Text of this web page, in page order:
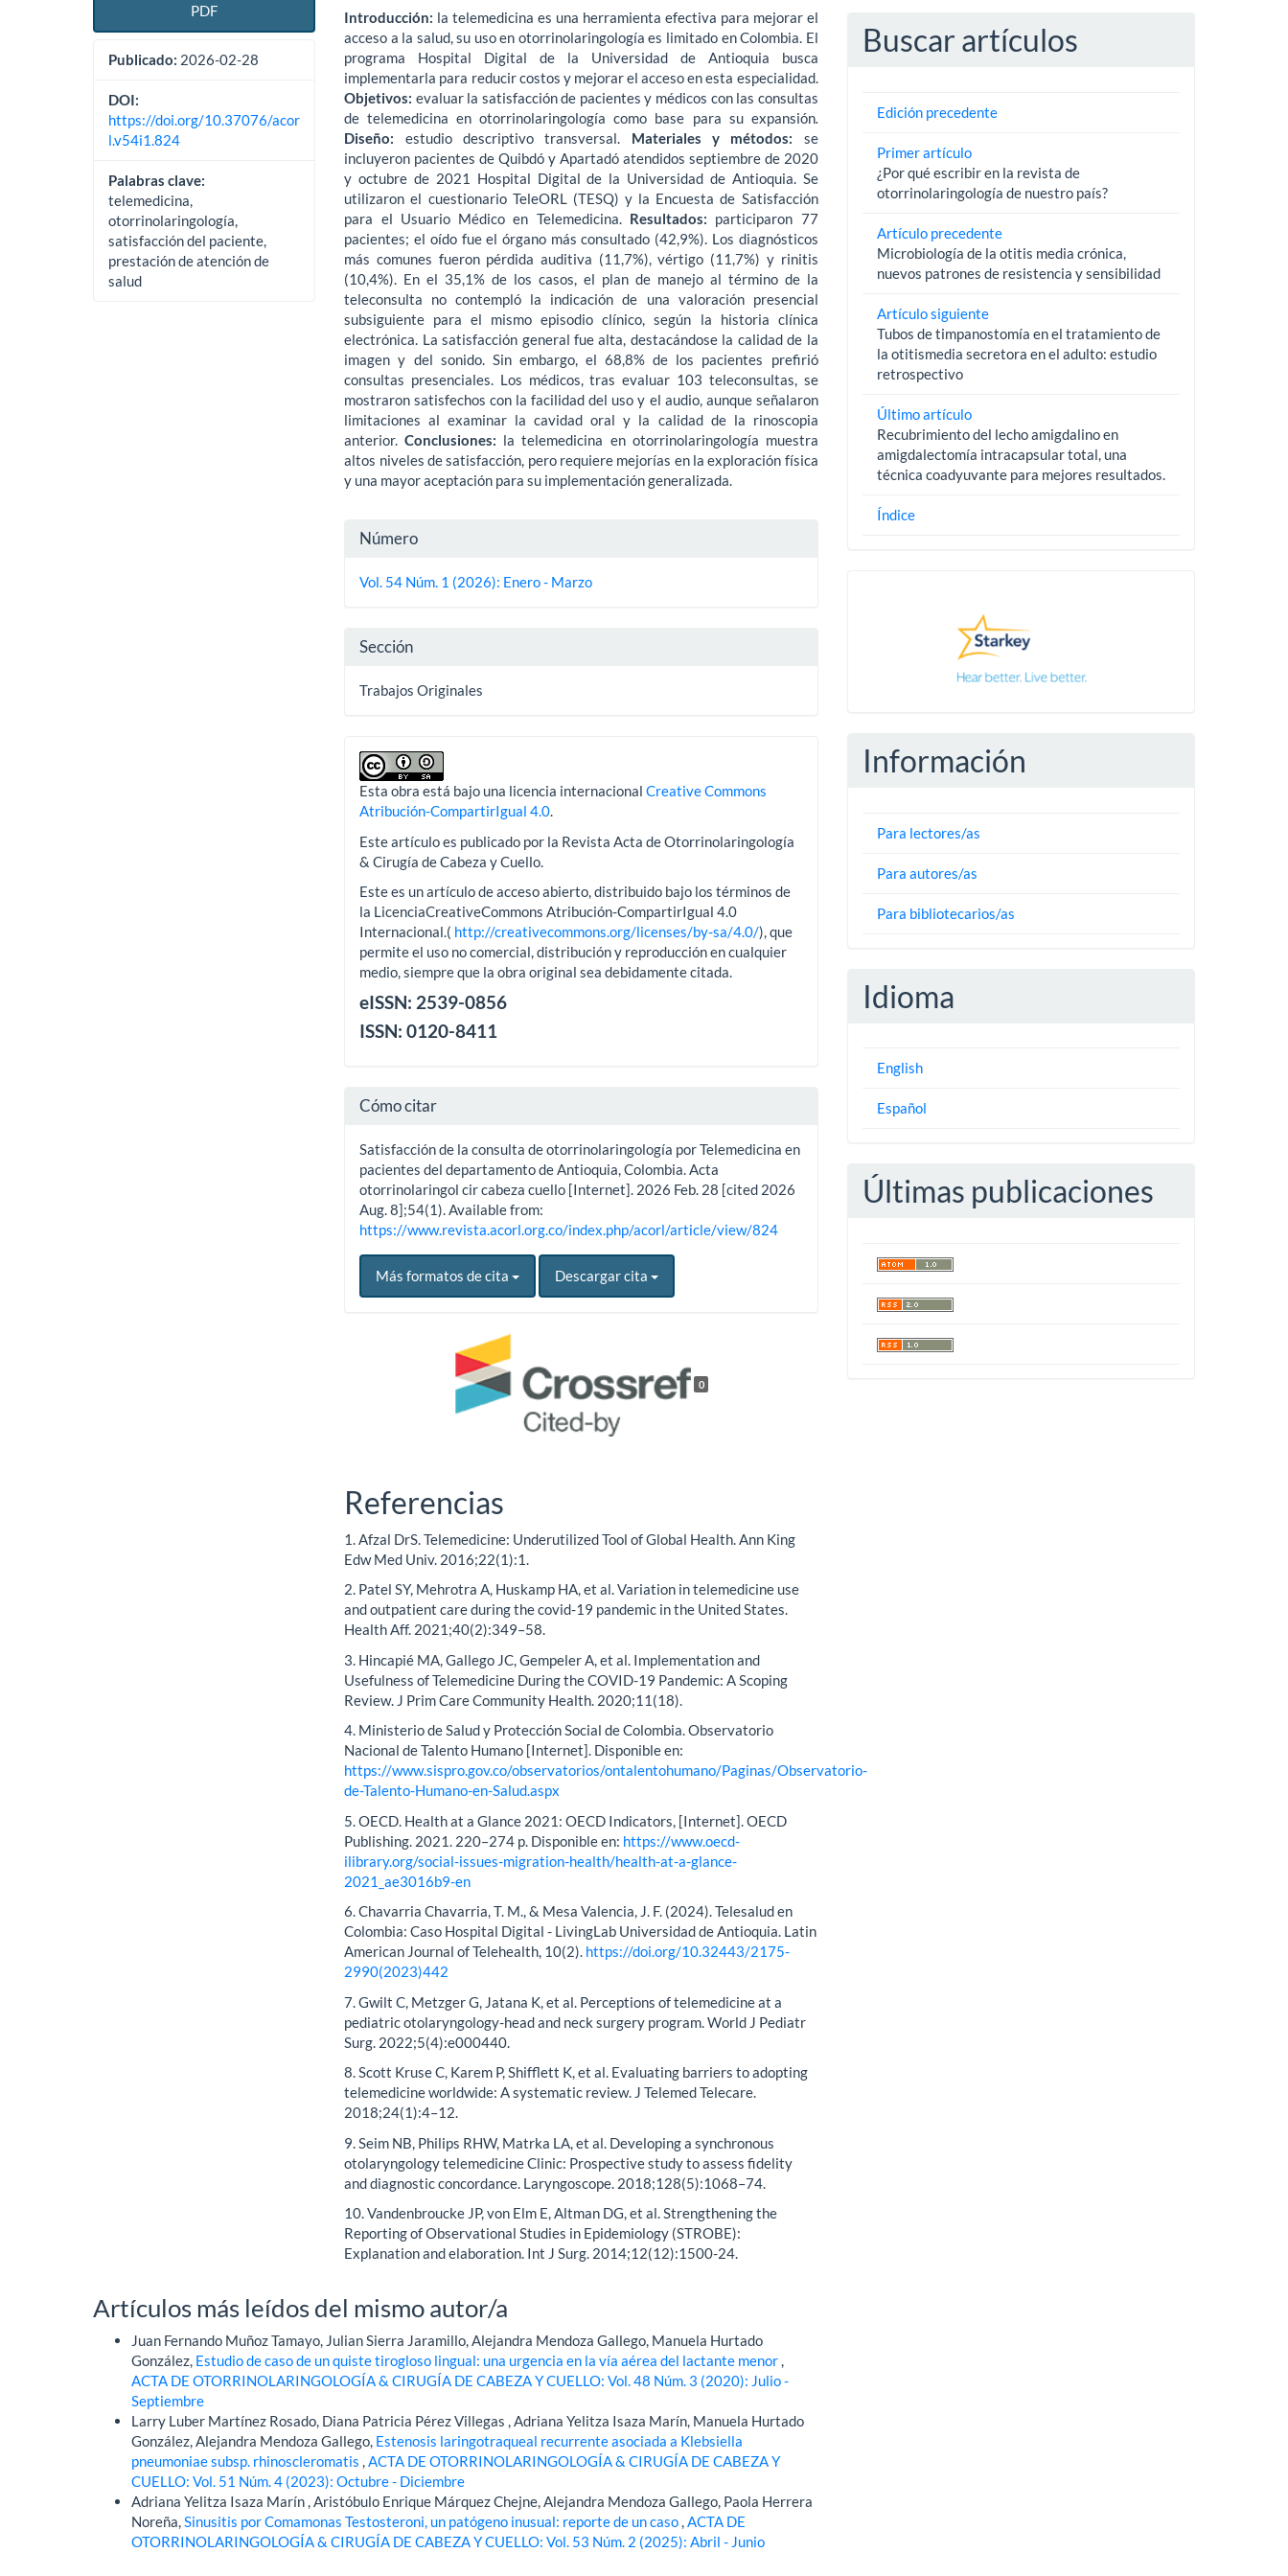
PDF
Publicado: 2026-02-28
DOI:
https://doi.org/10.37076/acor
l.v54i1.824
Palabras clave:
telemedicina,
otorrinolaringología,
satisfacción del paciente,
prestación de atención de
salud
Introducción: la telemedicina es una herramienta efectiva para mejorar el
acceso a la salud, su uso en otorrinolaringología es limitado en Colombia. El
programa Hospital Digital de la Universidad de Antioquia busca
implementarla para reducir costos y mejorar el acceso en esta especialidad.
Objetivos: evaluar la satisfacción de pacientes y médicos con las consultas
de telemedicina en otorrinolaringología como base para su expansión.
Diseño:
estudio descriptivo transversal. Materiales y métodos:
se
incluyeron pacientes de Quibdó y Apartadó atendidos septiembre de 2020
y octubre de 2021 Hospital Digital de la Universidad de Antioquia. Se
utilizaron el cuestionario TeleORL (TESQ) y la Encuesta de Satisfacción
para el Usuario Médico en Telemedicina. Resultados: participaron 77
pacientes; el oído fue el órgano más consultado (42,9%). Los diagnósticos
más comunes fueron pérdida auditiva (11,7%), vértigo (11,7%) y rinitis
(10,4%). En el 35,1% de los casos, el plan de manejo al término de la
teleconsulta no contempló la indicación de una valoración presencial
subsiguiente para el mismo episodio clínico, según la historia clínica
electrónica. La satisfacción general fue alta, destacándose la calidad de la
imagen y del sonido. Sin embargo, el 68,8% de los pacientes prefirió
consultas presenciales. Los médicos, tras evaluar 103 teleconsultas, se
mostraron satisfechos con la facilidad del uso y el audio, aunque señalaron
limitaciones al examinar la cavidad oral y la calidad de la rinoscopia
anterior.Conclusiones: la telemedicina en otorrinolaringología muestra
altos niveles de satisfacción, pero requiere mejorías en la exploración física
y una mayor aceptación para su implementación generalizada.
Detalles
del
Número
Vol. 54 Núm. 1 (2026): Enero - Marzo
Sección
Trabajos Originales
Esta obra está bajo una licencia internacionalCreative Commons
Atribución-CompartirIgual 4.0.
Este artículo es publicado por la Revista Acta de Otorrinolaringología
& Cirugía de Cabeza y Cuello.
Este es un artículo de acceso abierto, distribuido bajo los términos de
la LicenciaCreativeCommons Atribución-CompartirIgual 4.0
Internacional.( http://creativecommons.org/licenses/by-sa/4.0/), que
permite el uso no comercial, distribución y reproducción en cualquier
medio, siempre que la obra original sea debidamente citada.
eISSN: 2539-0856
ISSN: 0120-8411
Cómo citar
Satisfacción de la consulta de otorrinolaringología por Telemedicina en
pacientes del departamento de Antioquia, Colombia. Acta
otorrinolaringol cir cabeza cuello [Internet]. 2026 Feb. 28 [cited 2026
Aug. 8];54(1). Available from:
https://www.revista.acorl.org.co/index.php/acorl/article/view/824
Más formatos de cita Descargar cita
0
Referencias
1. Afzal DrS. Telemedicine: Underutilized Tool of Global Health. Ann King
Edw Med Univ. 2016;22(1):1.
2. Patel SY, Mehrotra A, Huskamp HA, et al. Variation in telemedicine use
and outpatient care during the covid-19 pandemic in the United States.
Health Aff. 2021;40(2):349–58.
3. Hincapié MA, Gallego JC, Gempeler A, et al. Implementation and
Usefulness of Telemedicine During the COVID-19 Pandemic: A Scoping
Review. J Prim Care Community Health. 2020;11(18).
4. Ministerio de Salud y Protección Social de Colombia. Observatorio
Nacional de Talento Humano [Internet]. Disponible en:
https://www.sispro.gov.co/observatorios/ontalentohumano/Paginas/Observatorio-
de-Talento-Humano-en-Salud.aspx
5. OECD. Health at a Glance 2021: OECD Indicators, [Internet]. OECD
Publishing. 2021. 220–274 p. Disponible en: https://www.oecd-
ilibrary.org/social-issues-migration-health/health-at-a-glance-
2021_ae3016b9-en
6. Chavarria Chavarria, T. M., & Mesa Valencia, J. F. (2024). Telesalud en
Colombia: Caso Hospital Digital - LivingLab Universidad de Antioquia. Latin
American Journal of Telehealth, 10(2). https://doi.org/10.32443/2175-
2990(2023)442
7. Gwilt C, Metzger G, Jatana K, et al. Perceptions of telemedicine at a
pediatric otolaryngology-head and neck surgery program. World J Pediatr
Surg. 2022;5(4):e000440.
8. Scott Kruse C, Karem P, Shifflett K, et al. Evaluating barriers to adopting
telemedicine worldwide: A systematic review. J Telemed Telecare.
2018;24(1):4–12.
9. Seim NB, Philips RHW, Matrka LA, et al. Developing a synchronous
otolaryngology telemedicine Clinic: Prospective study to assess fidelity
and diagnostic concordance. Laryngoscope. 2018;128(5):1068–74.
10. Vandenbroucke JP, von Elm E, Altman DG, et al. Strengthening the
Reporting of Observational Studies in Epidemiology (STROBE):
Explanation and elaboration. Int J Surg. 2014;12(12):1500-24.
Artículos más leídos del mismo autor/a
Juan Fernando Muñoz Tamayo, Julian Sierra Jaramillo, Alejandra Mendoza Gallego, Manuela Hurtado
González, Estudio de caso de un quiste tirogloso lingual: una urgencia en la vía aérea del lactante menor,
ACTA DE OTORRINOLARINGOLOGÍA & CIRUGÍA DE CABEZA Y CUELLO: Vol. 48 Núm. 3 (2020): Julio -
Septiembre
Larry Luber Martínez Rosado, Diana Patricia Pérez Villegas , Adriana Yelitza Isaza Marín, Manuela Hurtado
González, Alejandra Mendoza Gallego, Estenosis laringotraqueal recurrente asociada a Klebsiella
pneumoniae subsp. rhinoscleromatis,ACTA DE OTORRINOLARINGOLOGÍA & CIRUGÍA DE CABEZA Y
CUELLO: Vol. 51 Núm. 4 (2023): Octubre - Diciembre
Adriana Yelitza Isaza Marín , Aristóbulo Enrique Márquez Chejne, Alejandra Mendoza Gallego, Paola Herrera
Noreña,Sinusitis por Comamonas Testosteroni, un patógeno inusual: reporte de un caso,ACTA DE
OTORRINOLARINGOLOGÍA & CIRUGÍA DE CABEZA Y CUELLO: Vol. 53 Núm. 2 (2025): Abril - Junio
Buscar artículos
Edición precedente
Primer artículo
¿Por qué escribir en la revista de
otorrinolaringología de nuestro país?
Artículo precedente
Microbiología de la otitis media crónica,
nuevos patrones de resistencia y sensibilidad
Artículo siguiente
Tubos de timpanostomía en el tratamiento de
la otitismedia secretora en el adulto: estudio
retrospectivo
Último artículo
Recubrimiento del lecho amigdalino en
amigdalectomía intracapsular total, una
técnica coadyuvante para mejores resultados.
Índice
Información
Para lectores/as
Para autores/as
Para bibliotecarios/as
Idioma
English
Español
Últimas publicaciones